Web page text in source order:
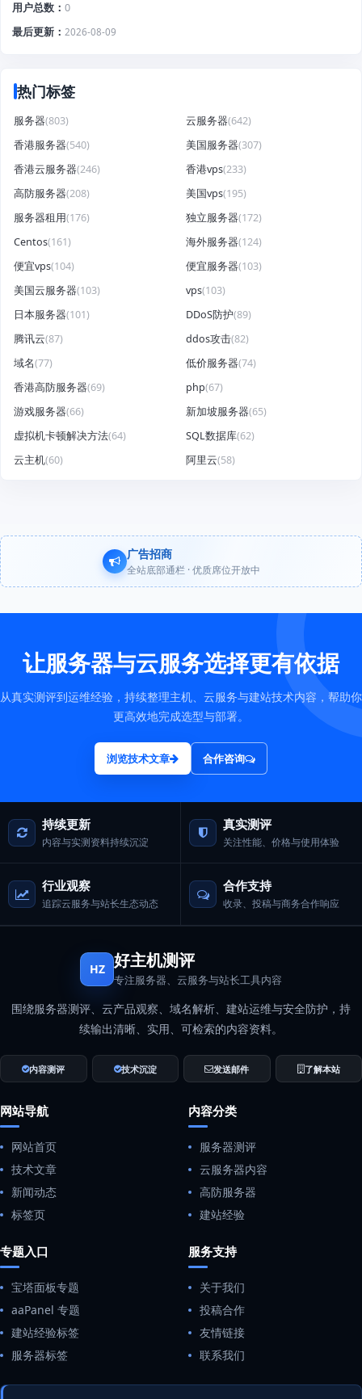
用户总数
0
最后更新
2026-08-09
热门标签
服务器(803) 云服务器(642)
香港服务器(540) 美国服务器(307)
香港云服务器(246) 香港vps(233)
高防服务器(208) 美国vps(195)
服务器租用(176) 独立服务器(172)
Centos(161) 海外服务器(124)
便宜vps(104) 便宜服务器(103)
美国云服务器(103) vps(103)
日本服务器(101) DDoS防护(89)
腾讯云(87) ddos攻击(82)
域名(77) 低价服务器(74)
香港高防服务器(69) php(67)
游戏服务器(66) 新加坡服务器(65)
虚拟机卡顿解决方法(64) SQL数据库(62)
云主机(60) 阿里云(58)
广告招商
全站底部通栏 · 优质席位开放中
让服务器与云服务选择更有依据
从真实测评到运维经验，持续整理主机、云服务与建站技术内容，帮助你
更高效地完成选型与部署。
浏览技术文章 合作咨询
持续更新
内容与实测资料持续沉淀
真实测评
关注性能、价格与使用体验
行业观察
追踪云服务与站长生态动态
合作支持
收录、投稿与商务合作响应
HZ 好主机测评
专注服务器、云服务与站长工具内容
围绕服务器测评、云产品观察、域名解析、建站运维与安全防护，持
续输出清晰、实用、可检索的内容资料。
内容测评 技术沉淀 发送邮件 了解本站
网站导航
网站首页
技术文章
新闻动态
标签页
内容分类
服务器测评
云服务器内容
高防服务器
建站经验
专题入口
宝塔面板专题
aaPanel 专题
建站经验标签
服务器标签
服务支持
关于我们
投稿合作
友情链接
联系我们